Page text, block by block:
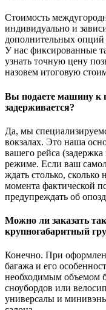
Стоимость
индивидуально и
дополнительных опций
У нас фиксированные
узнать точную цену
назовем итоговую
Вы подаете машину к
задерживается?
Да, мы
вокзалах. Это наша
вашего рейса
режиме. Если ваш
ждать столько, сколько
момента фактической
предупреждать об
Можно ли заказать
крупногабаритный
Конечно. При
багажа и его
необходимым объемом
сноубордов или
универсалы и